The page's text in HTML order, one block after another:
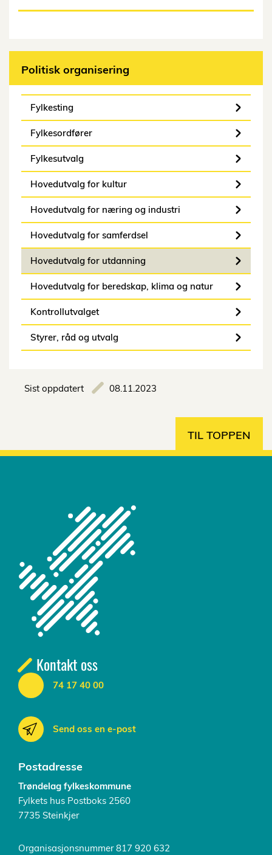
Politisk organisering
Fylkesting
Fylkesordfører
Fylkesutvalg
Hovedutvalg for kultur
Hovedutvalg for næring og industri
Hovedutvalg for samferdsel
Hovedutvalg for utdanning
Hovedutvalg for beredskap, klima og natur
Kontrollutvalget
Styrer, råd og utvalg
Sist oppdatert 08.11.2023
TIL TOPPEN
Kontakt oss
74 17 40 00
Send oss en e-post
Postadresse
Trøndelag fylkeskommune
Fylkets hus Postboks 2560
7735 Steinkjer
Organisasjonsnummer 817 920 632